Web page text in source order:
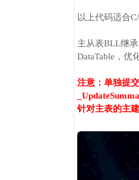
以上代码适合
主从表BLL继
DataTable， 优
注意：单独提
针对主表的主